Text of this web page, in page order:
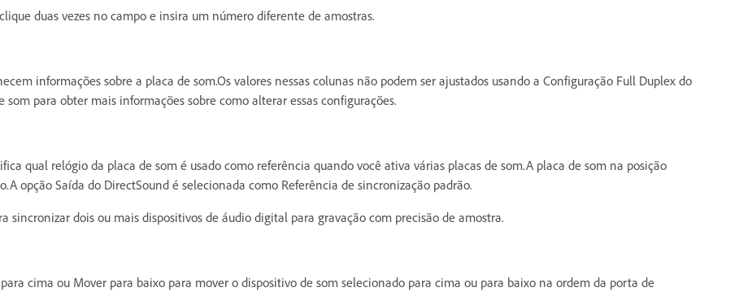
duas vezes no campo e insira um número diferente de amostras.
informações sobre a placa de som.Os valores nessas colunas não podem ser ajustados usando a Configuração Full Duplex do
para obter mais informações sobre como alterar essas configurações.
qual relógio da placa de som é usado como referência quando você ativa várias placas de som.A placa de som na posição
opção Saída do DirectSound é selecionada como Referência de sincronização padrão.
sincronizar dois ou mais dispositivos de áudio digital para gravação com precisão de amostra.
cima ou Mover para baixo para mover o dispositivo de som selecionado para cima ou para baixo na ordem da porta de